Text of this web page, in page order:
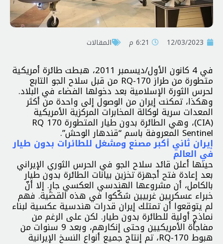
12/03/2023 6:21 م المقالات
في 4 كانون الأول/ديسمبر 2011، هبطت طائرة أمريكية
متطورة من طراز RQ-170 من قبل سلاح الجو التابع
لحرس الثورة الإسلامية بعد دخولها الفضاء في البلاد.
وهكذا، تمكنت إيران من الوصول إلى واحدة من أكثر
المعدات سرية لوكالة المخابرات المركزية الأمريكية
(CIA)، وهي الطائرة بدون طيار المتطورة RQ 170
Sentinel المعروفة باسم “قندهار الوحش”.
إيران ثاني أكبر مصنع ومشغل للطائرات بدون طيار
في العالم
حينها أعلن قائد سلاح الجو في الحرس الثوري الإيراني
بعد إعادة فتح أجهزة تخزين بيانات الطائرة بدون طيار
بالكامل، أن مشروعها الهندسي العكسي جارٍ. إلا أنّ
خبراء عسكريين غربيين شكّكوا في هذه القضية. فهم
لم يتوقعوا أن تمتلك إيران قدرات هندسية عكسية لبناء
نماذج أولية للطائرة بدون طيار. لكن على الرغم من
مفاجأة الأمريكيين وحتى إنكارهم، وبعد 9 سنوات من
هبوط RQ-170، تم إنتاج جميع أنواع النسخ الإيرانية